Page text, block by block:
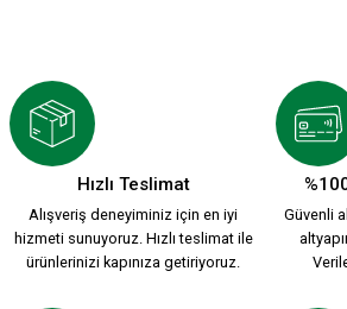
349,90 TL
LOGO KARŞIYAKA SİYAH PORSELEN
Hızlı Teslimat
Alışveriş deneyiminiz için en iyi
hizmeti sunuyoruz. Hızlı teslimat ile
ürünlerinizi kapınıza getiriyoruz.
Güvenli